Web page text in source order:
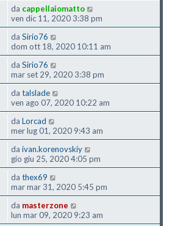
da cappellaiomatto
ven dic 11, 2020 3:38 pm
da Sirio76
dom ott 18, 2020 10:11 am
da Sirio76
mar set 29, 2020 3:38 pm
da talslade
ven ago 07, 2020 10:22 am
da Lorcad
mer lug 01, 2020 9:43 am
da ivan.korenovskiy
gio giu 25, 2020 4:05 pm
da thex69
mar mar 31, 2020 5:45 pm
da masterzone
lun mar 09, 2020 9:23 am